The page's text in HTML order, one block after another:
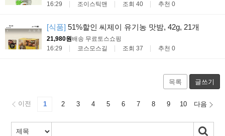
16:29
조이스틱맨 조회 40 추천 0
[식품] 51%할인 씨제이 유기농 맛밤, 42g, 21개
21,980원배송 무료토스쇼핑
16:29
코스모스길 조회 37 추천 0
목록 글쓰기
이전 1 2 3 4 5 6 7 8 9 10 다음